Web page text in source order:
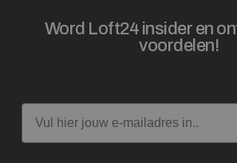
Word Loft24 insider en
voordelen!
Email